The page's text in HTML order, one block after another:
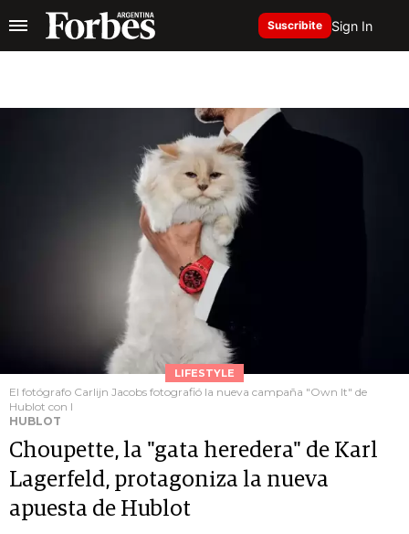
Suscribite Sign In
LIFESTYLE
El fotógrafo Carlijn Jacobs fotografió la nueva campaña "Own It" de
Hublot con l
HUBLOT
Choupette, la "gata heredera" de Karl
Lagerfeld, protagoniza la nueva
apuesta de Hublot